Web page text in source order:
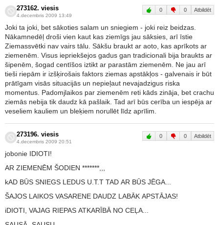
273162. viesis
4.decembris 2009 13:49
0 0 Atbildēt
Joki ta joki, bet sākoties salam un sniegiem - joki reiz beidzas.
Nākamnedēļ droši vien kaut kas ziemīgs jau sāksies, arī īstie
Ziemassvētki nav vairs tālu. Sākšu braukt ar aoto, kas aprīkots ar
ziemenēm. Visus iepriekšejos gadus gan tradicionali bija braukts ar
šipenēm, šogad centīšos iztikt ar parastām ziemenēm. Ne jau arī
tieši riepām ir izšķirošais faktors ziemas apstākļos - galvenais ir būt
prātīgam visās situacijās un nepieļaut nevajadzigus riska
momentus. Padomjlaikos par ziemenēm reti kāds zināja, bet crachu
ziemās nebija tik daudz kā pašlaik. Tad arī būs cerība un iespēja ar
veseliem kauliem un bleķiem norullēt līdz aprīlim.
273196. viesis
4.decembris 2009 20:51
0 0 Atbildēt
jobonie IDIOTI!
AR ZIEMENĒM ŠODIEN *******,,,
kAD BŪS SNIEGS LEDUS U.T.T TAD AR BŪS JĒGA...
ŠAJOS LAIKOS VASARENE DAUDZ LABĀK APSTĀJAS!
iDIOTI, VAJAG RIEPAS ATKARĪBĀ NO CEĻA...